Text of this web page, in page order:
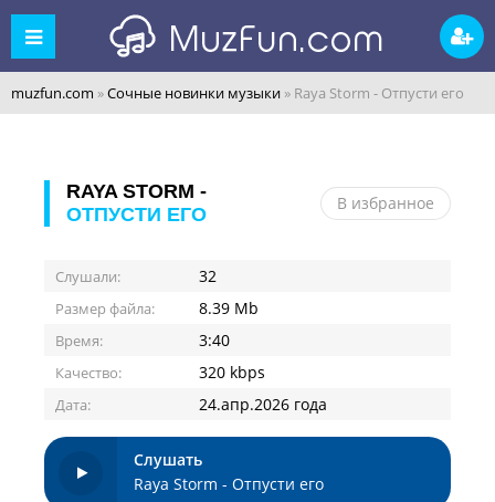
muzfun.com »Сочные новинки музыки » Raya Storm - Отпусти его
RAYA STORM -
ОТПУСТИ ЕГО
В избранное
Слушали: 32
Размер файла: 8.39 Mb
Время: 3:40
Качество: 320 kbps
Дата: 24.апр.2026 года
Слушать
Raya Storm - Отпусти его